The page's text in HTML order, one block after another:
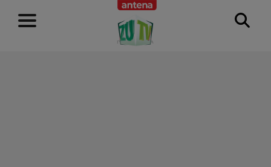
RECLAMĂ